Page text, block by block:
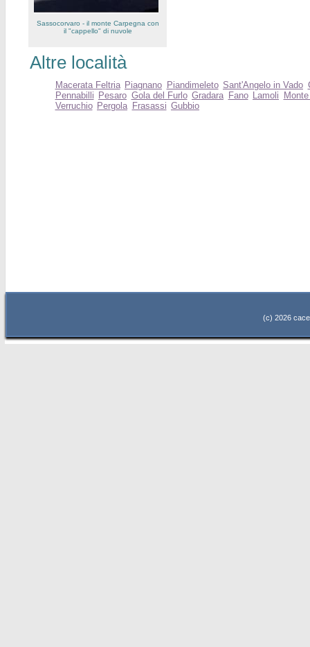
Sassocorvaro - il monte Carpegna con
il "cappello" di nuvole
Altre località
Macerata Feltria Piagnano Piandimeleto Sant'Angelo in Vado
Pennabilli Pesaro Gola del Furlo Gradara Fano Lamoli
Verruchio Pergola Frasassi Gubbio
(c) 2026